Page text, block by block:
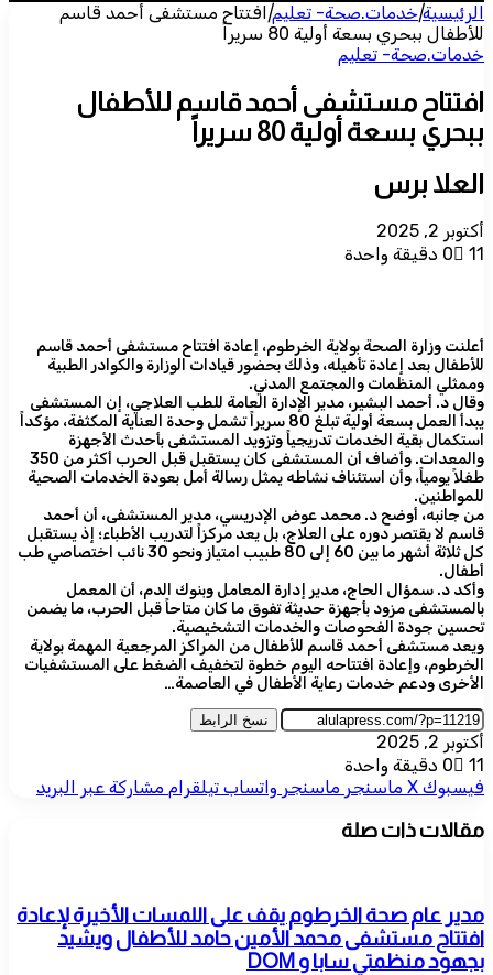
الرئيسية|خدمات.صحة- تعليم| افتتاح مستشفى أحمد قاسم
للأطفال ببحري بسعة أولية 80 سريراً
خدمات.صحة- تعليم
افتتاح مستشفى أحمد قاسم للأطفال
ببحري بسعة أولية 80 سريراً
العلا برس
أكتوبر 2, 2025
0
11 دقيقة واحدة
أعلنت وزارة الصحة بولاية الخرطوم، إعادة افتتاح مستشفى أحمد قاسم
للأطفال بعد إعادة تأهيله، وذلك بحضور قيادات الوزارة والكوادر الطبية
وممثلي المنظمات والمجتمع المدني.
وقال د. أحمد البشير، مدير الإدارة العامة للطب العلاجي، إن المستشفى
يبدأ العمل بسعة أولية تبلغ 80 سريراً تشمل وحدة العناية المكثفة، مؤكداً
استكمال بقية الخدمات تدريجياً وتزويد المستشفى بأحدث الأجهزة
والمعدات. وأضاف أن المستشفى كان يستقبل قبل الحرب أكثر من 350
طفلاً يومياً، وأن استئناف نشاطه يمثل رسالة أمل بعودة الخدمات الصحية
للمواطنين.
من جانبه، أوضح د. محمد عوض الإدريسي، مدير المستشفى، أن أحمد
قاسم لا يقتصر دوره على العلاج، بل يعد مركزاً لتدريب الأطباء؛ إذ يستقبل
كل ثلاثة أشهر ما بين 60 إلى 80 طبيب امتياز ونحو 30 نائب اختصاصي طب
أطفال.
وأكد د. سمؤال الحاج، مدير إدارة المعامل وبنوك الدم، أن المعمل
بالمستشفى مزود بأجهزة حديثة تفوق ما كان متاحاً قبل الحرب، ما يضمن
تحسين جودة الفحوصات والخدمات التشخيصية.
ويعد مستشفى أحمد قاسم للأطفال من المراكز المرجعية المهمة بولاية
الخرطوم، وإعادة افتتاحه اليوم خطوة لتخفيف الضغط على المستشفيات
الأخرى ودعم خدمات رعاية الأطفال في العاصمة…
نسخ الرابط
أكتوبر 2, 2025
0
11
دقيقة واحدة
فيسبوك ‫X ماسنجر ماسنجر واتساب تيلقرام مشاركة عبر البريد
مقالات ذات صلة
مدير عام صحة الخرطوم يقف على اللمسات الأخيرة لإعادة
افتتاح مستشفى محمد الأمين حامد للأطفال ويشيد
بجهود منظمتي سابا و DOM